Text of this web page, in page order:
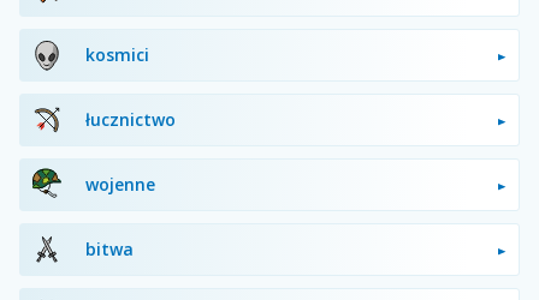
kosmici
łucznictwo
wojenne
bitwa